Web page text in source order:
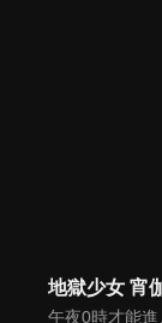
地獄少女 宵